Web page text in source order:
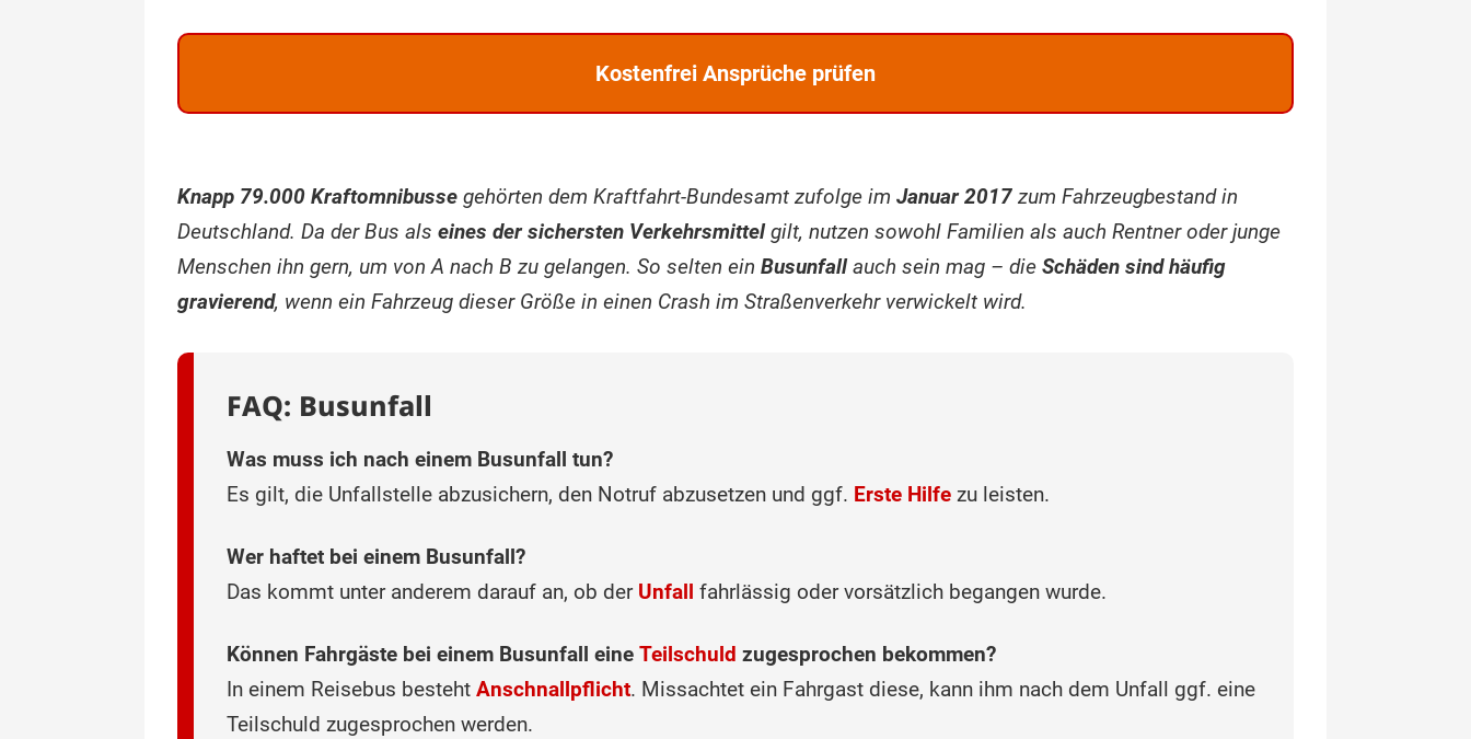
Kostenfrei Ansprüche prüfen
Knapp 79.000 Kraftomnibusse gehörten dem Kraftfahrt-Bundesamt zufolge im Januar 2017 zum Fahrzeugbestand in
Deutschland. Da der Bus als eines der sichersten Verkehrsmittelgilt, nutzen sowohl Familien als auch Rentner oder junge
Menschen ihn gern, um von A nach B zu gelangen. So selten ein Busunfallauch sein mag – die Schäden sind häufig
gravierend, wenn ein Fahrzeug dieser Größe in einen Crash im Straßenverkehr verwickelt wird.
FAQ: Busunfall
Was muss ich nach einem Busunfall tun?
Es gilt, die Unfallstelle abzusichern, den Notruf abzusetzen und ggf. Erste Hilfe zu leisten.
Wer haftet bei einem Busunfall?
Das kommt unter anderem darauf an, ob der Unfall fahrlässig oder vorsätzlich begangen wurde.
Können Fahrgäste bei einem Busunfall eine Teilschuld zugesprochen bekommen?
In einem Reisebus besteht Anschnallpflicht. Missachtet ein Fahrgast diese, kann ihm nach dem Unfall ggf. eine
Teilschuld zugesprochen werden.